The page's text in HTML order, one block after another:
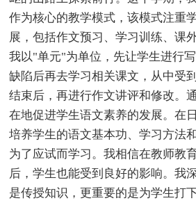
作为核心的教学模式，该模式注重
展，包括作文预习、学习训练、课
我以"单元"为单位，先让学生进行
缺陷后再去学习相关课文，从中受
结束后，再进行作文讲评和修改。
在地促进学生语文素养的发展。在
培养学生的语文基本功、学习方法
为了应试而学习。我相信在教师教
后，学生也能受到良好的影响。我
是传授知识，更重要的是为学生打